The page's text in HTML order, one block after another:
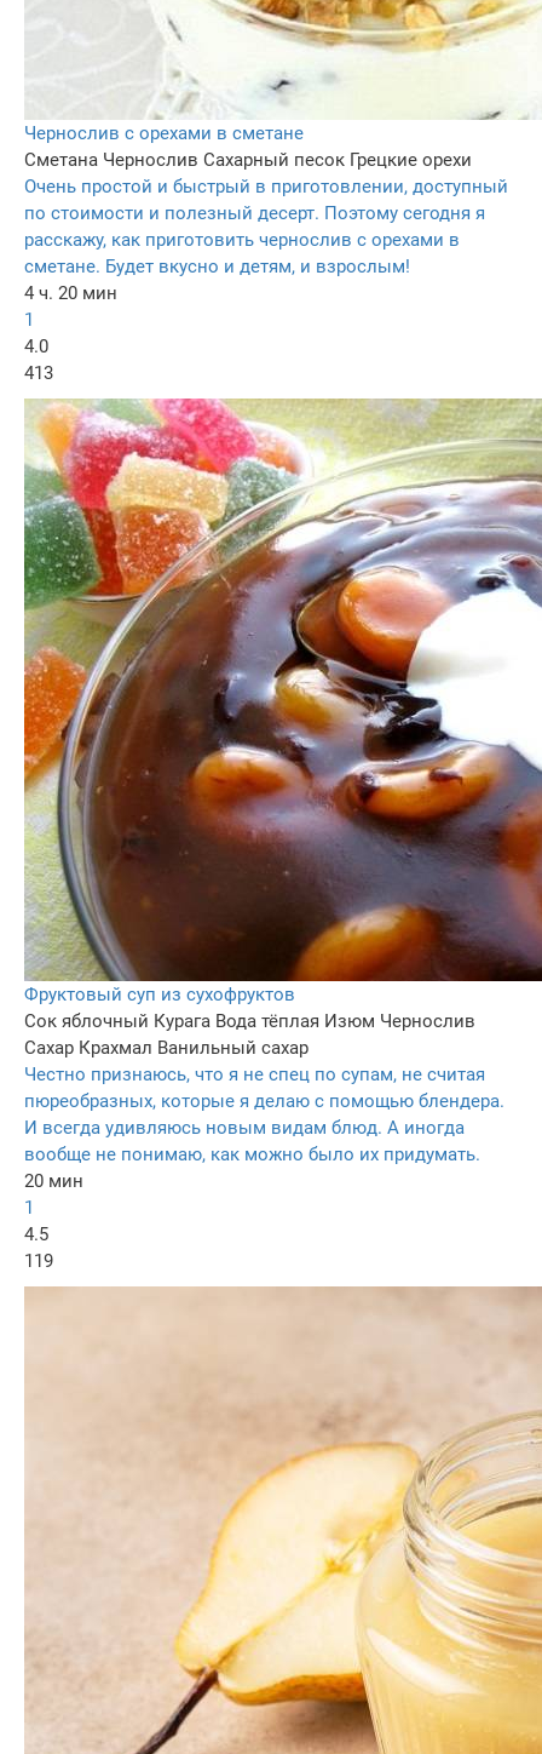
Чернослив с орехами в сметане
Сметана Чернослив Сахарный песок Грецкие орехи
Очень простой и быстрый в приготовлении, доступный
по стоимости и полезный десерт. Поэтому сегодня я
расскажу, как приготовить чернослив с орехами в
сметане. Будет вкусно и детям, и взрослым!
4 ч. 20 мин
1
4.0
413
Фруктовый суп из сухофруктов
Сок яблочный Курага Вода тёплая Изюм Чернослив
Сахар Крахмал Ванильный сахар
Честно признаюсь, что я не спец по супам, не считая
пюреобразных, которые я делаю с помощью блендера.
И всегда удивляюсь новым видам блюд. А иногда
вообще не понимаю, как можно было их придумать.
20 мин
1
4.5
119